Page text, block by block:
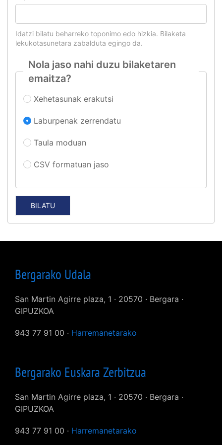
Idatzi bilatu beharreko toponimo edo hizkia. Bilaketa
lekukotasunetara zabalduta egingo da.
Nola jaso nahi duzu bilaketaren
emaitza?
Xehetasunak erakutsi
Laburpenak zerrendatu
Taula moduan
CSV formatuan jaso
Bergarako Udala
San Martin Agirre plaza, 1 · 20570 · Bergara ·
GIPUZKOA
943 77 91 00 · Harremanetarako
Bergarako Euskara Zerbitzua
San Martin Agirre plaza, 1 · 20570 · Bergara ·
GIPUZKOA
943 77 91 00 · Harremanetarako